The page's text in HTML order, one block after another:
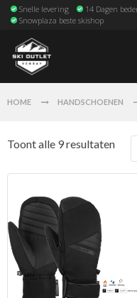
Snelle levering 14 Dagen
Snowplaza beste skishop
HOME HANDSCHOENEN
Toont alle 9 resultaten